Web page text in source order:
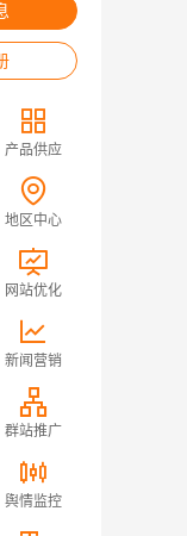
产品供应
地区中心
网站优化
新闻营销
群站推广
舆情监控